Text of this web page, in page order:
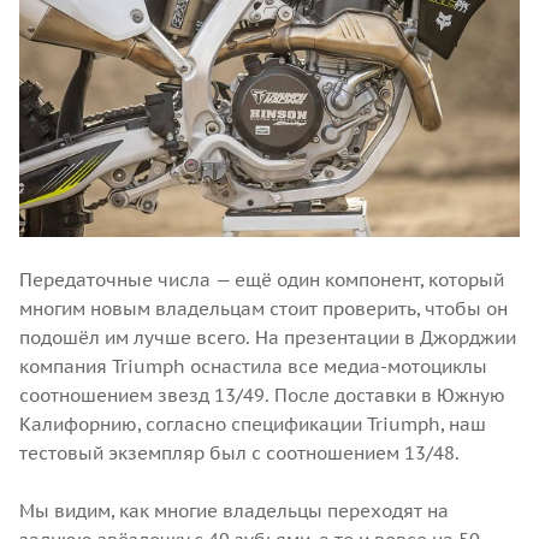
Передаточные числа — ещё один компонент, который
многим новым владельцам стоит проверить, чтобы он
подошёл им лучше всего. На презентации в Джорджии
компания Triumph оснастила все медиа-мотоциклы
соотношением звезд 13/49. После доставки в Южную
Калифорнию, согласно спецификации Triumph, наш
тестовый экземпляр был с соотношением 13/48.
Мы видим, как многие владельцы переходят на